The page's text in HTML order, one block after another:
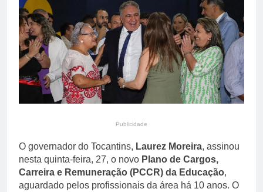
de Lula para a reeleição
9 Horas Ago
Especialista em IA alerta
para os perigos de
confiar cegamente nos
chatbots
9 Horas Ago
Publicidade
O governador do Tocantins, Laurez Moreira, assinou
nesta quinta-feira, 27, o novo Plano de Cargos,
Carreira e Remuneração (PCCR) da Educação,
aguardado pelos profissionais da área há 10 anos. O